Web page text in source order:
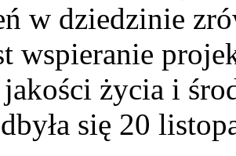
w dziedzinie
wspieranie
życia i
się 20